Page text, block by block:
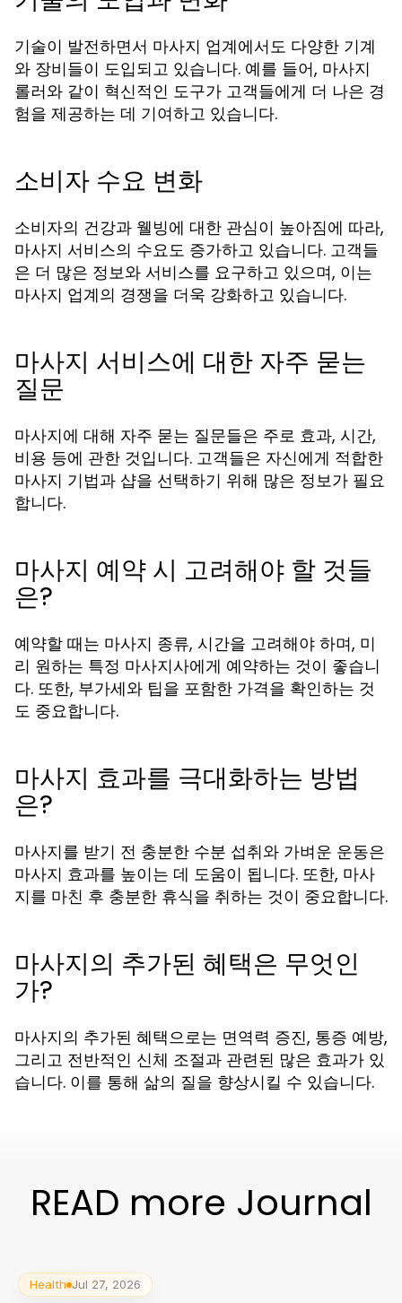
기술이 발전하면서 마사지 업계에서도 다양한 기계
와 장비들이 도입되고 있습니다. 예를 들어, 마사지
롤러와 같이 혁신적인 도구가 고객들에게 더 나은 경
험을 제공하는 데 기여하고 있습니다.
소비자 수요 변화
소비자의 건강과 웰빙에 대한 관심이 높아짐에 따라,
마사지 서비스의 수요도 증가하고 있습니다. 고객들
은 더 많은 정보와 서비스를 요구하고 있으며, 이는
마사지 업계의 경쟁을 더욱 강화하고 있습니다.
마사지 서비스에 대한 자주 묻는
질문
마사지에 대해 자주 묻는 질문들은 주로 효과, 시간,
비용 등에 관한 것입니다. 고객들은 자신에게 적합한
마사지 기법과 샵을 선택하기 위해 많은 정보가 필요
합니다.
마사지 예약 시 고려해야 할 것들
은?
예약할 때는 마사지 종류, 시간을 고려해야 하며, 미
리 원하는 특정 마사지사에게 예약하는 것이 좋습니
다. 또한, 부가세와 팁을 포함한 가격을 확인하는 것
도 중요합니다.
마사지 효과를 극대화하는 방법
은?
마사지를 받기 전 충분한 수분 섭취와 가벼운 운동은
마사지 효과를 높이는 데 도움이 됩니다. 또한, 마사
지를 마친 후 충분한 휴식을 취하는 것이 중요합니다.
마사지의 추가된 혜택은 무엇인
가?
마사지의 추가된 혜택으로는 면역력 증진, 통증 예방,
그리고 전반적인 신체 조절과 관련된 많은 효과가 있
습니다. 이를 통해 삶의 질을 향상시킬 수 있습니다.
READ more Journal
Health Jul 27, 2026